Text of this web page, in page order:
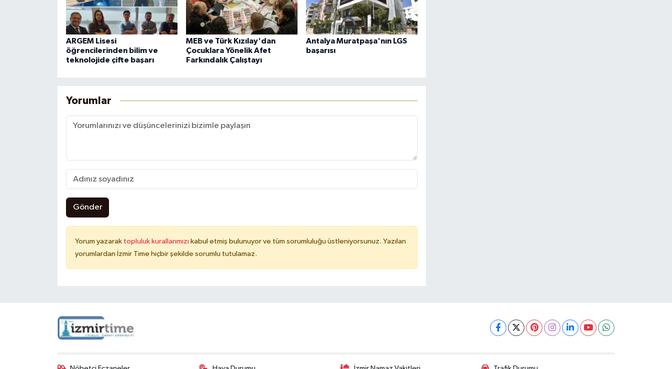
ARGEM Lisesi
öğrencilerinden bilim ve
teknolojide çifte başarı
MEB ve Türk Kızılay'dan
Çocuklara Yönelik Afet
Farkındalık Çalıştayı
Antalya Muratpaşa'nın LGS
başarısı
Yorumlar
Gönder
Yorum yazarak topluluk kurallarımızı kabul etmiş bulunuyor ve tüm sorumluluğu üstleniyorsunuz. Yazılan
yorumlardan İzmir Time hiçbir şekilde sorumlu tutulamaz.